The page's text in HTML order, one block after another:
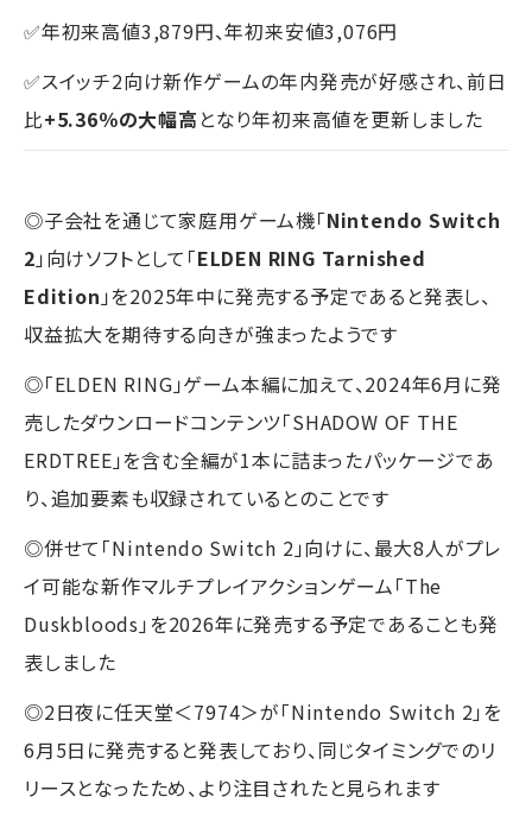
✅年初来高値3,879円、年初来安値3,076円
✅スイッチ2向け新作ゲームの年内発売が好感され、前日
比+5.36％の大幅高 となり年初来高値を更新しました
◎子会社を通じて家庭用ゲーム機「Nintendo Switch
2 」向けソフトとして「ELDEN RING Tarnished
Edition 」を2025年中に発売する予定であると発表し、
収益拡大を期待する向きが強まったようです
◎「ELDEN RING」ゲーム本編に加えて、2024年6月に発
売したダウンロードコンテンツ「SHADOW OF THE
ERDTREE」を含む全編が1本に詰まったパッケージであ
り、追加要素も収録されているとのことです
◎併せて「Nintendo Switch 2」向けに、最大8人がプレ
イ可能な新作マルチプレイアクションゲーム「The
Duskbloods」を2026年に発売する予定であることも発
表しました
◎2日夜に任天堂＜7974＞が「Nintendo Switch 2」を
6月5日に発売すると発表しており、同じタイミングでのリ
リースとなったため、より注目されたと見られます